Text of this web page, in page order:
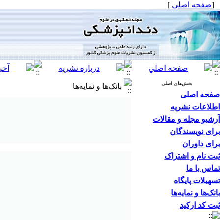
[صفحه اصلی ]
بخش‌های اصلی
صفحه اصلی
اطلاعات نشریه
آرشیو مجله و مقالات
برای نویسندگان
برای داوران
ثبت نام و اشتراک
تماس با ما
تسهیلات پایگاه
بانک‌ها و نمایه‌ها
ثبت کد ارکید
بانک‌ها و نمایه‌ها